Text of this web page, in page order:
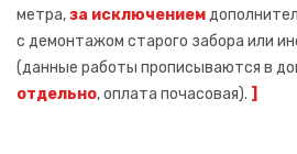
метра,за исключением
с демонтажом старого забора или
(данные работы прописываются в
отдельно, оплата почасовая). ]